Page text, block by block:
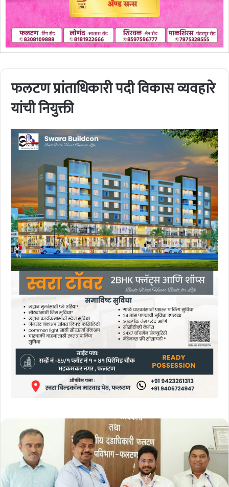
फलटण प्रांताधिकारी पदी विकास व्यवहारे
यांची नियुक्ती